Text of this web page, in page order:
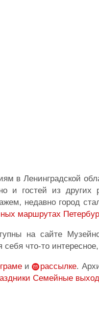
в Ленинградской
и гостей из других
недавно город
маршрутах
на сайте
что-то
и рассылке.
Семейные